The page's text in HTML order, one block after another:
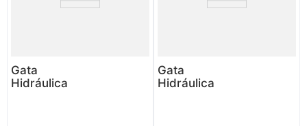
Gata
Hidráulica
Gata
Hidráulica